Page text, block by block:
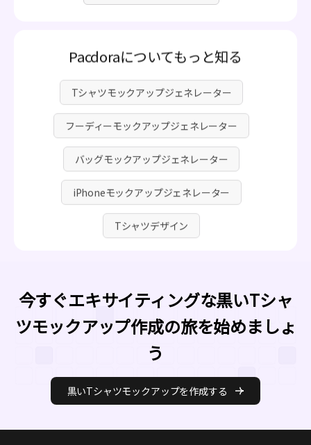
Pacdoraについてもっと知る
Tシャツモックアップジェネレーター
フーディーモックアップジェネレーター
バッグモックアップジェネレーター
iPhoneモックアップジェネレーター
Tシャツデザイン
今すぐエキサイティングな黒いTシャ
ツモックアップ作成の旅を始めましょ
う
黒いTシャツモックアップを作成する